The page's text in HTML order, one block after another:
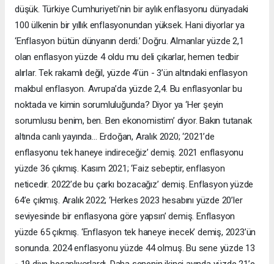
düşük. Türkiye Cumhuriyeti’nin bir aylık enflasyonu dünyadaki
100 ülkenin bir yıllık enflasyonundan yüksek. Hani diyorlar ya
‘Enflasyon bütün dünyanın derdi.’ Doğru. Almanlar yüzde 2,1
olan enflasyon yüzde 4 oldu mu deli çıkarlar, hemen tedbir
alırlar. Tek rakamlı değil, yüzde 4’ün - 3’ün altındaki enflasyon
makbul enflasyon. Avrupa’da yüzde 2,4. Bu enflasyonlar bu
noktada ve kimin sorumluluğunda? Diyor ya ‘Her şeyin
sorumlusu benim, ben. Ben ekonomistim’ diyor. Bakın tutanak
altında canlı yayında… Erdoğan, Aralık 2020; ‘2021’de
enflasyonu tek haneye indireceğiz’ demiş. 2021 enflasyonu
yüzde 36 çıkmış. Kasım 2021; ‘Faiz sebeptir, enflasyon
neticedir. 2022’de bu çarkı bozacağız’ demiş. Enflasyon yüzde
64’e çıkmış. Aralık 2022; ‘Herkes 2023 hesabını yüzde 20’ler
seviyesinde bir enflasyona göre yapsın’ demiş. Enflasyon
yüzde 65 çıkmış. ‘Enflasyon tek haneye inecek’ demiş, 2023’ün
sonunda. 2024 enflasyonu yüzde 44 olmuş. Bu sene yüzde 13